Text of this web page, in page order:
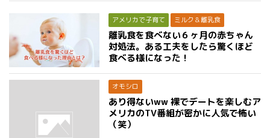
アメリカで子育て ミルク＆離乳食
離乳食を食べない６ヶ月の赤ちゃん
対処法。ある工夫をしたら驚くほど
食べる様になった！
オモシロ
あり得ないww 裸でデートを楽しむア
メリカのTV番組が密かに人気で怖い
（笑）